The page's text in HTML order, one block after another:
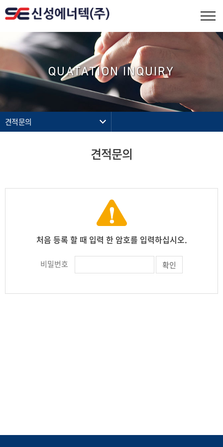
QUATATION INQUIRY
견적문의
견적문의
처음 등록 할 때 입력 한 암호를 입력하십시오.
비밀번호